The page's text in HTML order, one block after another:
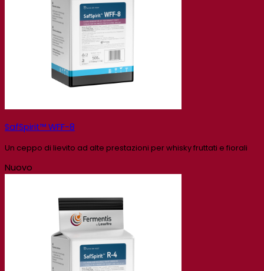
SafSpirit™ WFF-8
Un ceppo di lievito ad alte prestazioni per whisky fruttati e fiorali
Nuovo